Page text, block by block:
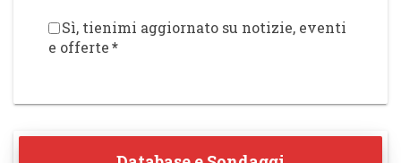
Sì, tienimi aggiornato su notizie, eventi
e offerte*